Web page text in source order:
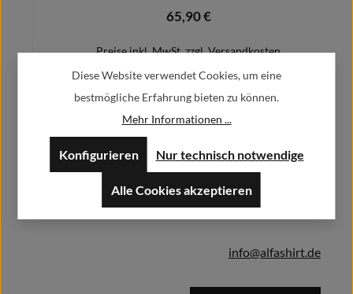
Regulärer Preis:
65,90 €
Preise inkl. MwSt. zzgl. Versandkosten
Details
Herstellerinformationen:
Alfa GmbH / Alfashirt
Weisweilerstr.20-22
52379 Langerwehe
info@alfashirt.de
Diese Website verwendet Cookies, um eine
bestmögliche Erfahrung bieten zu können.
Mehr Informationen ...
Nur technisch notwendige
Konfigurieren
Alle Cookies akzeptieren